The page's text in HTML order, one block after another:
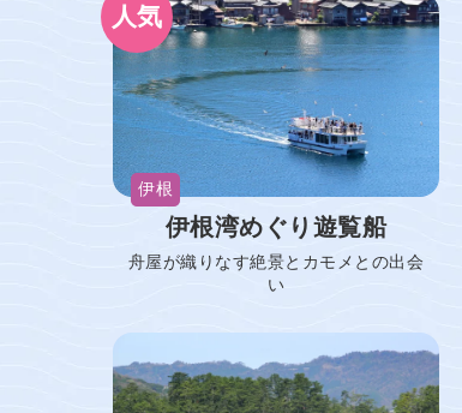
伊根
伊根湾めぐり遊覧船
舟屋が織りなす絶景とカモメとの出会
い